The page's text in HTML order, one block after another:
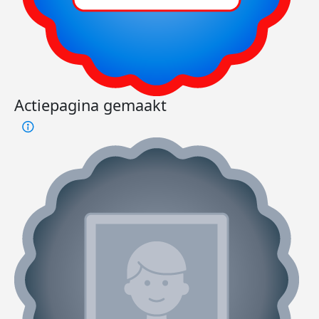
Actiepagina gemaakt